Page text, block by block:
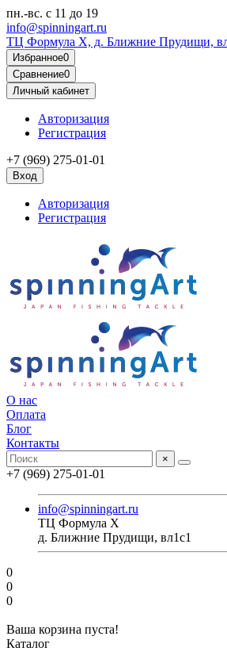
пн.-вс. с 11 до 19
info@spinningart.ru
ТЦ Формула X, д. Ближние Прудищи,
Избранное0
Сравнение0
Личный кабинет
Авторизация
Регистрация
+7 (969) 275-01-01
Вход
Авторизация
Регистрация
О нас
Оплата
Блог
Контакты
×
+7 (969) 275-01-01
info@spinningart.ru
ТЦ Формула X
д. Ближние Прудищи, вл1с1
0
0
0
Ваша корзина пуста!
Каталог